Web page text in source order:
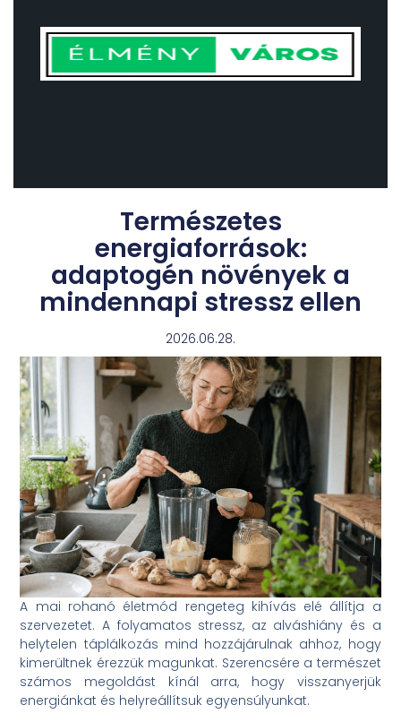
Természetes
energiaforrások:
adaptogén növények a
mindennapi stressz ellen
2026.06.28.
A mai rohanó életmód rengeteg kihívás elé állítja a
szervezetet. A folyamatos stressz, az alváshiány és a
helytelen táplálkozás mind hozzájárulnak ahhoz, hogy
kimerültnek érezzük magunkat. Szerencsére a természet
számos megoldást kínál arra, hogy visszanyerjük
energiánkat és helyreállítsuk egyensúlyunkat.